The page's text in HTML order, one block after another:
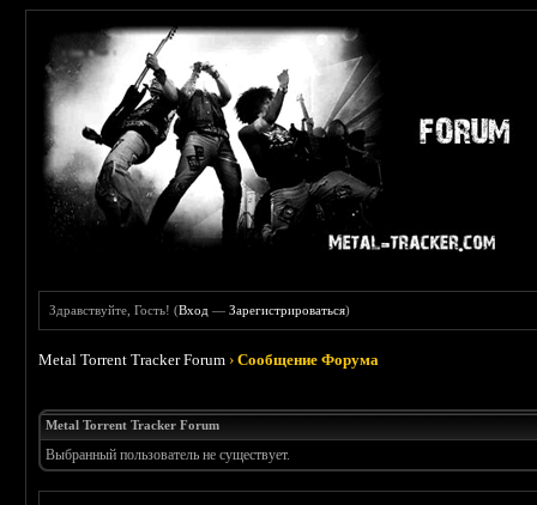
Здравствуйте, Гость! (Вход —Зарегистрироваться)
Metal Torrent Tracker Forum ›Сообщение Форума
Metal Torrent Tracker Forum
Выбранный пользователь не существует.